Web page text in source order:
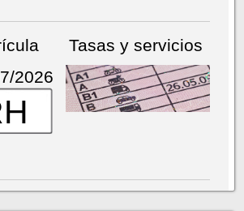
2026
Tasas y servicios